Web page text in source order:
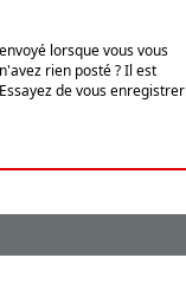
lorsque vous vous
rien posté ? Il est
de vous enregistrer